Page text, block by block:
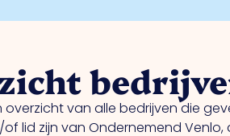
overzicht van alle bedrijven die
lid zijn van Ondernemend